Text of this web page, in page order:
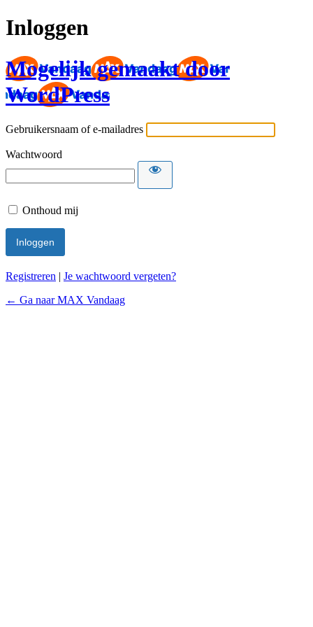
Inloggen
Mogelijk gemaakt door
WordPress
Gebruikersnaam of e-mailadres
Wachtwoord
Onthoud mij
Registreren | Je wachtwoord vergeten?
← Ga naar MAX Vandaag